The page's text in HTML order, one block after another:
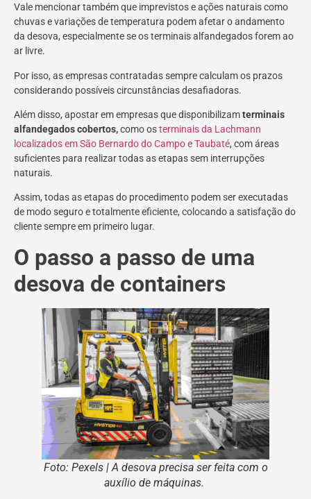
Vale mencionar também que imprevistos e ações naturais como
chuvas e variações de temperatura podem afetar o andamento
da desova, especialmente se os terminais alfandegados forem ao
ar livre.
Por isso, as empresas contratadas sempre calculam os prazos
considerando possíveis circunstâncias desafiadoras.
Além disso, apostar em empresas que disponibilizamterminais
alfandegados cobertos,como osterminais da Lachmann
localizados em São Bernardo do Campo e Taubaté, com áreas
suficientes para realizar todas as etapas sem interrupções
naturais.
Assim, todas as etapas do procedimento podem ser executadas
de modo seguro e totalmente eficiente, colocando a satisfação do
cliente sempre em primeiro lugar.
O passo a passo de uma
desova de containers
Foto: Pexels | A desova precisa ser feita com o
auxílio de máquinas.